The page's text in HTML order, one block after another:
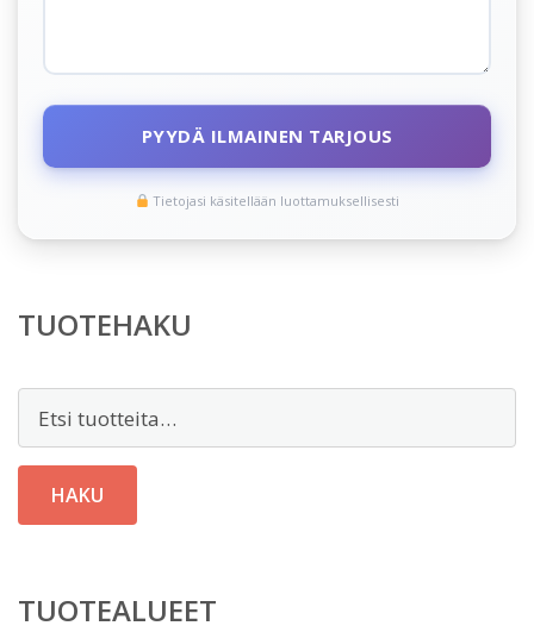
PYYDÄ ILMAINEN TARJOUS
Tietojasi käsitellään luottamuksellisesti
TUOTEHAKU
HAKU
TUOTEALUEET